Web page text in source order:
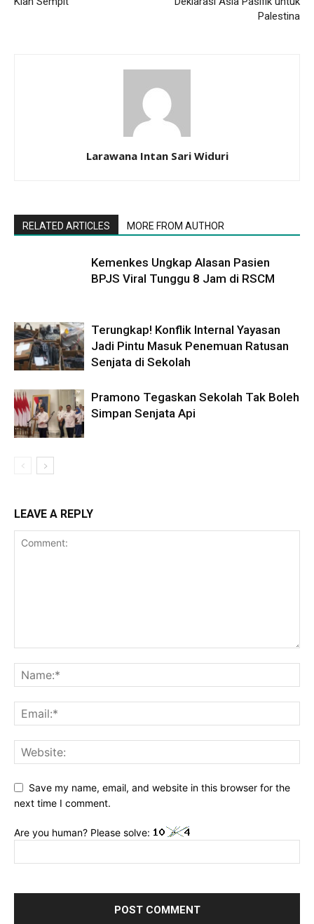
Palestina
Larawana Intan Sari Widuri
RELATED ARTICLES MORE FROM AUTHOR
Kemenkes Ungkap Alasan Pasien
BPJS Viral Tunggu 8 Jam di RSCM
Terungkap! Konflik Internal Yayasan
Jadi Pintu Masuk Penemuan Ratusan
Senjata di Sekolah
Pramono Tegaskan Sekolah Tak Boleh
Simpan Senjata Api
LEAVE A REPLY
Save my name, email, and website in this browser for the
next time I comment.
Are you human? Please solve: